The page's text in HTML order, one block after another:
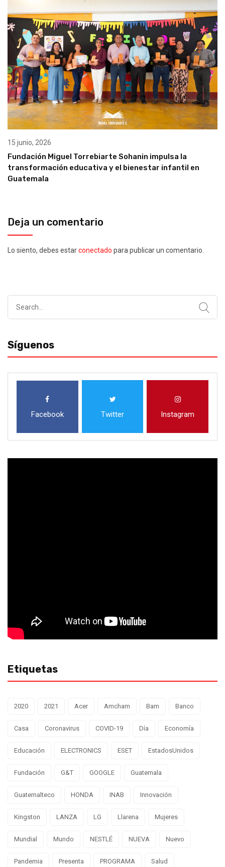
15 junio, 2026
Fundación Miguel Torrebiarte Sohanin impulsa la
transformación educativa y el bienestar infantil en
Guatemala
Deja un comentario
Lo siento, debes estarconectado para publicar un comentario.
Síguenos
Facebook Twitter Instagram
Etiquetas
2020 2021 Acer Amcham Bam Banco
Casa Coronavirus COVID-19 Día Economía
Educación ELECTRONICS ESET EstadosUnidos
Fundación G&T GOOGLE Guatemala
Guatemalteco HONDA INAB Innovación
Kingston LANZA LG Llarena Mujeres
Mundial Mundo NESTLÉ NUEVA Nuevo
Pandemia Presenta PROGRAMA Salud